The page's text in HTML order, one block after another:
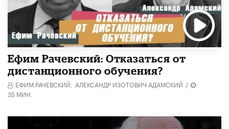
Ефим Рачевский: Отказаться от
дистанционного обучения?
ЕФИМ РАЧЕВСКИЙ, АЛЕКСАНДР ИЗОТОВИЧ АДАМСКИЙ /
35 МИН.